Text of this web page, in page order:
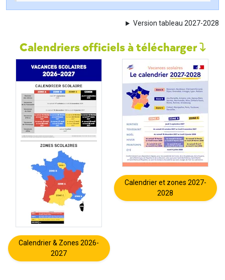
Version tableau 2027-2028
Calendriers officiels à télécharger
Calendrier & Zones 2026-
2027
Calendrier et zones 2027-
2028